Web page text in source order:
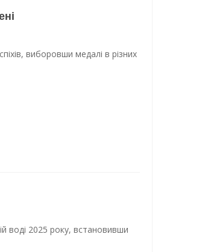
виборовши медалі в різних
воді 2025 року, встановивши